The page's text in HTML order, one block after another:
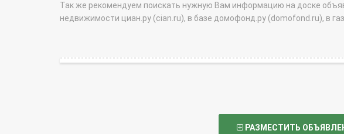
Так же рекомендуем поискать нужную Вам информацию на доске
недвижимости циан.ру (cian.ru), в базе домофонд.ру (domofond.ru), в
РАЗМЕСТИТЬ